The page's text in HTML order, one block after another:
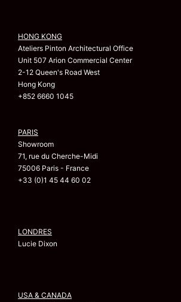
HONG KONG
Ateliers Pinton Architectural Office
Unit 507 Arion Commercial Center
2-12 Queen's Road West
Hong Kong
+852 6660 1045
PARIS
Showroom
71, rue du Cherche-Midi
75006 Paris - France
+33 (0)1 45 44 60 02
LONDRES
Lucie Dixon
USA & CANADA